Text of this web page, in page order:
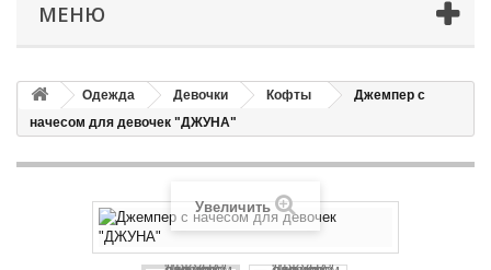
МЕНЮ
Одежда Девочки Кофты
Джемпер с
начесом для девочек "ДЖУНА"
Увеличить